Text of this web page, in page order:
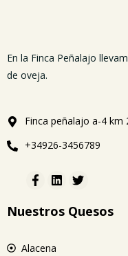
En la Finca Peñalajo
de oveja.
Finca peñalajo a-4 km
+34926-3456789
Nuestros Quesos
Alacena